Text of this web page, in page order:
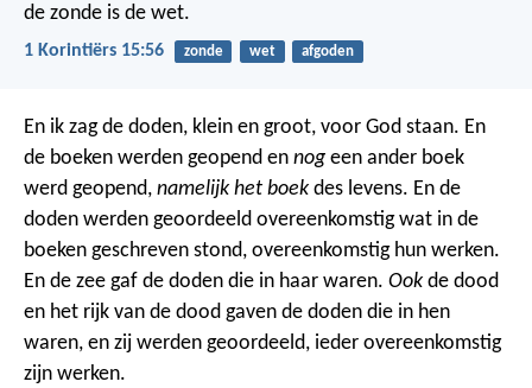
de zonde is de wet.
1 Korintiërs 15:56 zonde wet afgoden
En ik zag de doden, klein en groot, voor God staan. En
de boeken werden geopend en nog een ander boek
werd geopend, namelijk het boek des levens. En de
doden werden geoordeeld overeenkomstig wat in de
boeken geschreven stond, overeenkomstig hun werken.
En de zee gaf de doden die in haar waren. Ook de dood
en het rijk van de dood gaven de doden die in hen
waren, en zij werden geoordeeld, ieder overeenkomstig
zijn werken.